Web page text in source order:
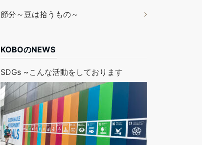
節分～豆は拾うもの～
KOBOのNEWS
SDGs ~こんな活動をしております